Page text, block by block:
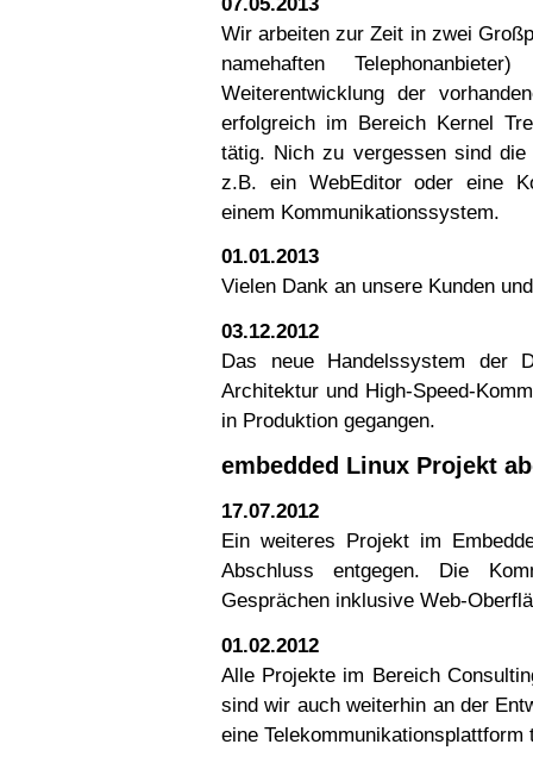
Wir arbeiten zur Zeit in zwei
namehaften
Weiterentwicklung der
erfolgreich im Bereich Kernel
tätig. Nich zu vergessen sind
z.B. ein WebEditor oder eine
einem Kommunikationssystem.
01.01.2013
Vielen Dank an unsere Kunden
03.12.2012
Das neue Handelssystem der
Architektur und High-Speed-
in Produktion gegangen.
embedded Linux Projekt
17.07.2012
Ein weiteres Projekt im
Abschluss entgegen. Die
Gesprächen inklusive Web-
01.02.2012
Alle Projekte im Bereich
sind wir auch weiterhin an der
eine Telekommunikationsplattform